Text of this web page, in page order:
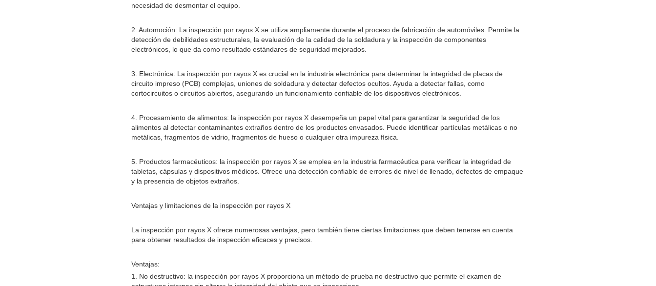
necesidad de desmontar el equipo.
2. Automoción: La inspección por rayos X se utiliza ampliamente durante el proceso de fabricación de automóviles. Permite la
detección de debilidades estructurales, la evaluación de la calidad de la soldadura y la inspección de componentes
electrónicos, lo que da como resultado estándares de seguridad mejorados.
3. Electrónica: La inspección por rayos X es crucial en la industria electrónica para determinar la integridad de placas de
circuito impreso (PCB) complejas, uniones de soldadura y detectar defectos ocultos. Ayuda a detectar fallas, como
cortocircuitos o circuitos abiertos, asegurando un funcionamiento confiable de los dispositivos electrónicos.
4. Procesamiento de alimentos: la inspección por rayos X desempeña un papel vital para garantizar la seguridad de los
alimentos al detectar contaminantes extraños dentro de los productos envasados. Puede identificar partículas metálicas o no
metálicas, fragmentos de vidrio, fragmentos de hueso o cualquier otra impureza física.
5. Productos farmacéuticos: la inspección por rayos X se emplea en la industria farmacéutica para verificar la integridad de
tabletas, cápsulas y dispositivos médicos. Ofrece una detección confiable de errores de nivel de llenado, defectos de empaque
y la presencia de objetos extraños.
Ventajas y limitaciones de la inspección por rayos X
La inspección por rayos X ofrece numerosas ventajas, pero también tiene ciertas limitaciones que deben tenerse en cuenta
para obtener resultados de inspección eficaces y precisos.
Ventajas:
1. No destructivo: la inspección por rayos X proporciona un método de prueba no destructivo que permite el examen de